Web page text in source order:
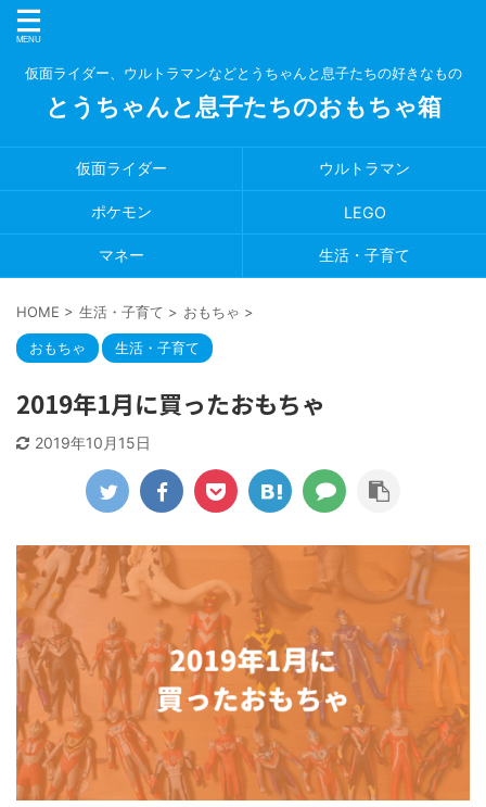
仮面ライダー、ウルトラマンなどとうちゃんと息子たちの好きなもの
とうちゃんと息子たちのおもちゃ箱
仮面ライダー ウルトラマン
ポケモン LEGO
マネー 生活・子育て
HOME > 生活・子育て > おもちゃ >
おもちゃ 生活・子育て
2019年1月に買ったおもちゃ
2019年10月15日